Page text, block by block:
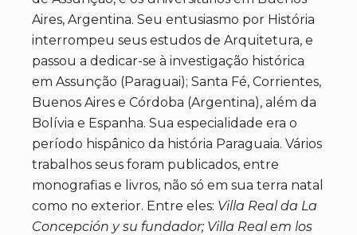
Aires, Argentina. Seu entusiasmo por História
interrompeu seus estudos de Arquitetura, e
passou a dedicar-se à investigação histórica
em Assunção (Paraguai); Santa Fé, Corrientes,
Buenos Aires e Córdoba (Argentina), além da
Bolívia e Espanha. Sua especialidade era o
período hispânico da história Paraguaia. Vários
trabalhos seus foram publicados, entre
monografias e livros, não só em sua terra natal
como no exterior. Entre eles: Villa Real da La
Concepción y su fundador; Villa Real em los